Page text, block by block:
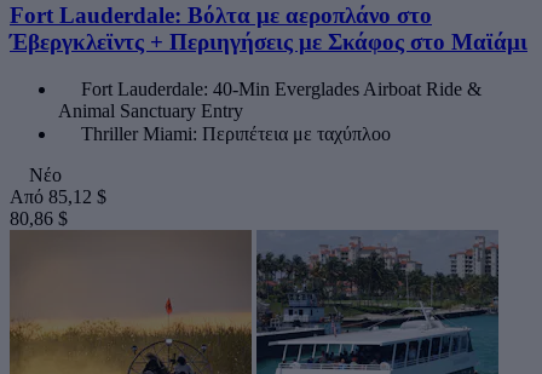
Fort Lauderdale: Βόλτα με αεροπλάνο στο
Έβεργκλεϊντς + Περιηγήσεις με Σκάφος στο Μαϊάμι
Fort Lauderdale: 40-Min Everglades Airboat Ride &
Animal Sanctuary Entry
Thriller Miami: Περιπέτεια με ταχύπλοο
Νέο
Από 85,12 $
80,86 $